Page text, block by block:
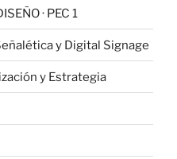
· PEC 1
y Digital Signage
y Estrategia